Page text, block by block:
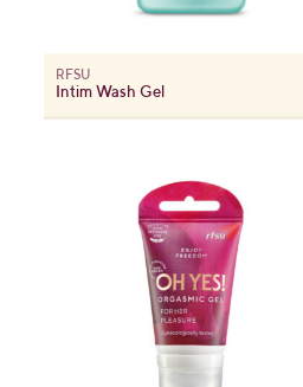
RFSU
Intim Wash Gel